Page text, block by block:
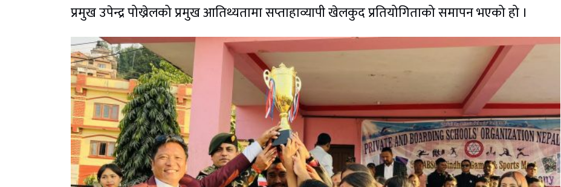
प्रमुख उपेन्द्र पोख्रेलको प्रमुख आतिथ्यतामा सप्ताहाव्यापी खेलकुद प्रतियोगिताको समापन भएको हो ।